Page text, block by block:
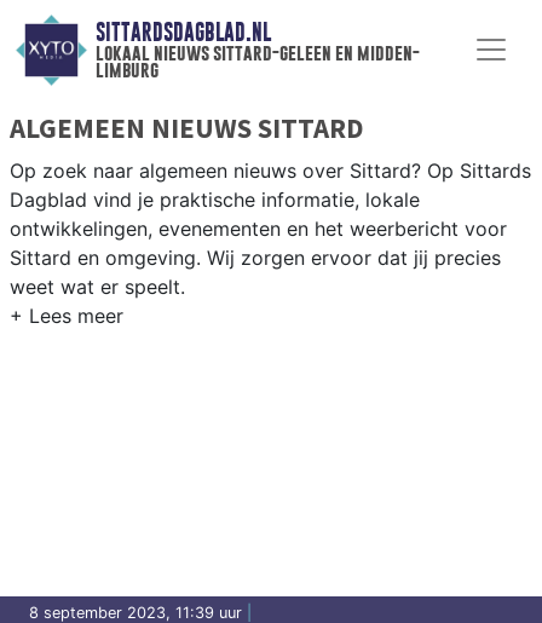
SITTARDSDAGBLAD.NL
lokaal nieuws sittard-geleen en midden-
limburg
ALGEMEEN NIEUWS SITTARD
Op zoek naar algemeen nieuws over Sittard? Op Sittards
Dagblad vind je praktische informatie, lokale
ontwikkelingen, evenementen en het weerbericht voor
Sittard en omgeving. Wij zorgen ervoor dat jij precies
weet wat er speelt.
8 september 2023, 11:39 uur